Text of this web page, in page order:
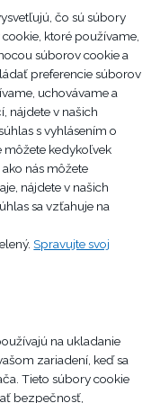
čo sú súbory
ktoré používame,
súborov cookie a
preferencie súborov
uchovávame a
nájdete v našich
s vyhlásením o
môžete kedykoľvek
nás môžete
nájdete v našich
sa vzťahuje na
Spravujte svoj
na ukladanie
zariadení, keď sa
Tieto súbory cookie
bezpečnosť,